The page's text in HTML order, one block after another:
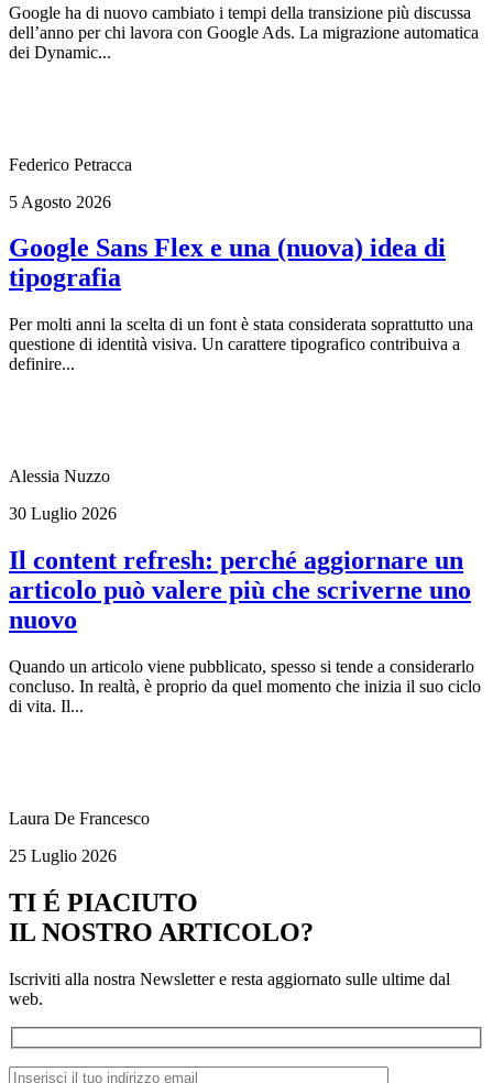
Google ha di nuovo cambiato i tempi della transizione più discussa
dell’anno per chi lavora con Google Ads. La migrazione automatica
dei Dynamic...
Federico Petracca
5 Agosto 2026
Google Sans Flex e una (nuova) idea di
tipografia
Per molti anni la scelta di un font è stata considerata soprattutto una
questione di identità visiva. Un carattere tipografico contribuiva a
definire...
Alessia Nuzzo
30 Luglio 2026
Il content refresh: perché aggiornare un
articolo può valere più che scriverne uno
nuovo
Quando un articolo viene pubblicato, spesso si tende a considerarlo
concluso. In realtà, è proprio da quel momento che inizia il suo ciclo
di vita. Il...
Laura De Francesco
25 Luglio 2026
TI É PIACIUTO
IL NOSTRO ARTICOLO?
Iscriviti alla nostra Newsletter e resta aggiornato sulle ultime dal
web.